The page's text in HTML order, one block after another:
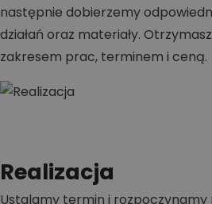
następnie dobierzemy
działań oraz materiały.
zakresem prac, terminem i ceną.
Realizacja
Ustalamy termin i rozpoczynamy